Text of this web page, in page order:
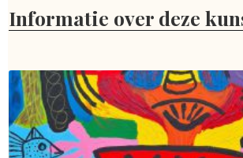
Informatie over deze